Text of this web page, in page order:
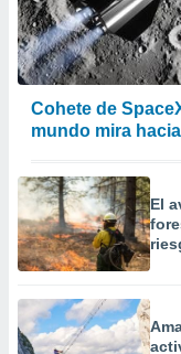
Cohete de
mundo mira
El